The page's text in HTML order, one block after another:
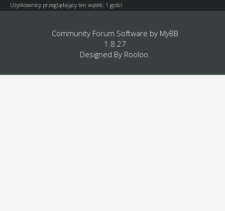
Użytkownicy przeglądający ten wątek: 1 gości
Community Forum Software by MyBB
1.8.27
Designed By Rooloo